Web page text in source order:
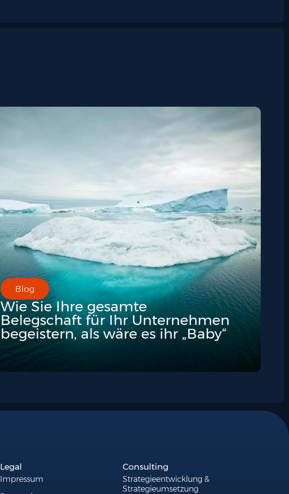
Blog
Wie Sie Ihre gesamte
Belegschaft für Ihr Unternehmen
begeistern, als wäre es ihr „Baby“​
Legal
Impressum
Consulting
Strategieentwicklung &
Strategieumsetzung